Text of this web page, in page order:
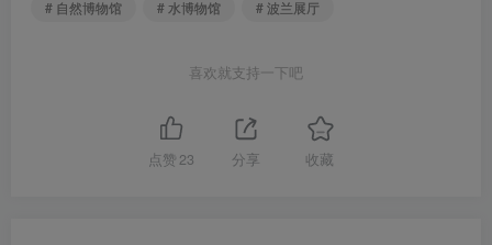
# 自然博物馆
# 水博物馆 # 波兰展厅
喜欢就支持一下吧
点赞 23 分享 收藏